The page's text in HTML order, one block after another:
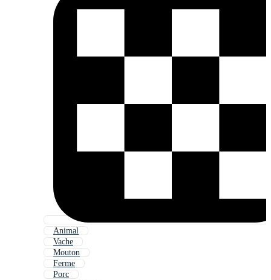
Animal
Vache
Mouton
Ferme
Porc